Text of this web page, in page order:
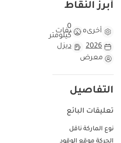
أبرز النقاط
أخرىمواصفات
0
كيلومتر
2026
ديزل
معرض
التفاصيل
تعليقات البائع
نوع الماركة ناقل
الحركة موقع الوقود